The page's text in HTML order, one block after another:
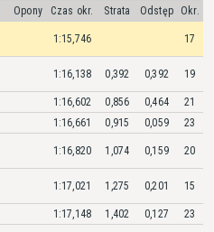
Opony Czas okr. Strata Odstęp Okr.
1:15,746 17
1:16,138 0,392 0,392 19
1:16,602 0,856 0,464
21
1:16,661 0,915 0,059 23
1:16,820 1,074 0,159 20
1:17,021 1,275 0,201 15
1:17,148 1,402 0,127 23